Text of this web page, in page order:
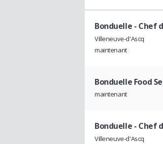
Bonduelle - Chef
Villeneuve-d'Ascq
maintenant
Bonduelle Food
maintenant
Bonduelle - Chef
Villeneuve-d'Ascq